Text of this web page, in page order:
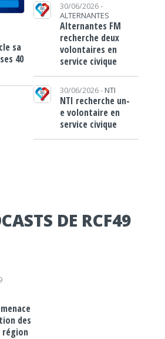
sa
40
30/06/2026 -
ALTERNANTES
Alternantes FM
recherche deux
volontaires en
service civique
30/06/2026 - NTI
NTI recherche un-
e volontaire en
service civique
DE RCF49
des
région